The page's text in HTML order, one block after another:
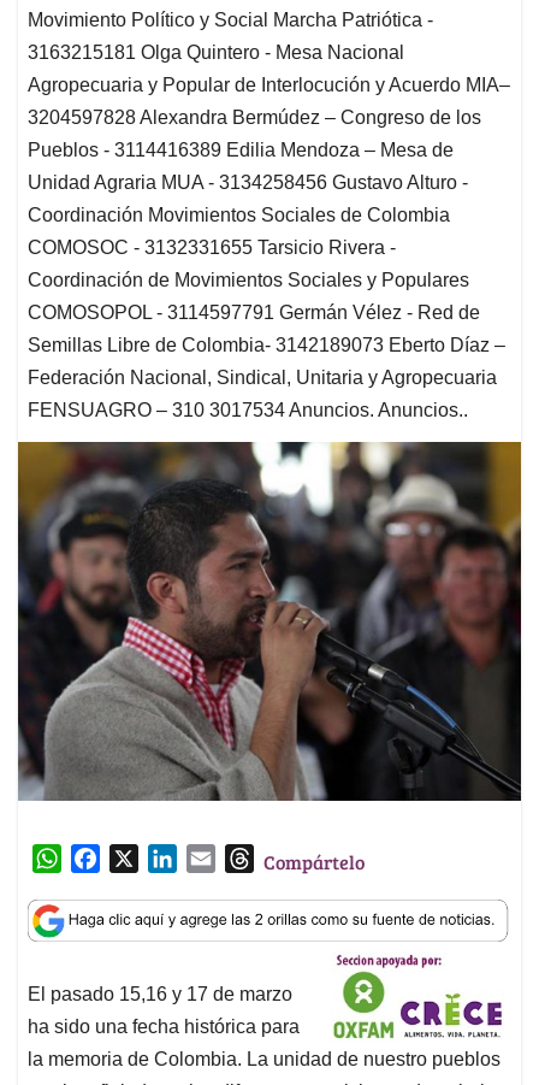
Movimiento Político y Social Marcha Patriótica -
3163215181 Olga Quintero - Mesa Nacional
Agropecuaria y Popular de Interlocución y Acuerdo MIA–
3204597828 Alexandra Bermúdez – Congreso de los
Pueblos - 3114416389 Edilia Mendoza – Mesa de
Unidad Agraria MUA - 3134258456 Gustavo Alturo -
Coordinación Movimientos Sociales de Colombia
COMOSOC - 3132331655 Tarsicio Rivera -
Coordinación de Movimientos Sociales y Populares
COMOSOPOL - 3114597791 Germán Vélez - Red de
Semillas Libre de Colombia- 3142189073 Eberto Díaz –
Federación Nacional, Sindical, Unitaria y Agropecuaria
FENSUAGRO – 310 3017534 Anuncios. Anuncios..
W
a
t
A
p
p
c
e
o
o
k
n
k
d
I
n
a
i
T
r
e
d
s
Compártelo
El pasado 15,16 y 17 de marzo
ha sido una fecha histórica para
la memoria de Colombia. La unidad de nuestro pueblos